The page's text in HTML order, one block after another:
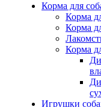
Корма для
Корма
Корма
Корма
Игрушки